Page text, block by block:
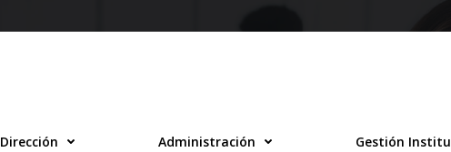
Dirección Administración Gestión